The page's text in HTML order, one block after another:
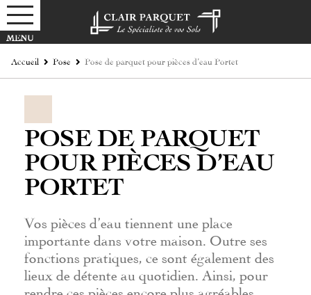
Accueil Pose Pose de parquet pour pièces d’eau Portet
POSE DE PARQUET
POUR PIÈCES D’EAU
PORTET
Vos pièces d’eau tiennent une place
importante dans votre maison. Outre ses
fonctions pratiques, ce sont également des
lieux de détente au quotidien. Ainsi, pour
rendre ces pièces encore plus agréables,